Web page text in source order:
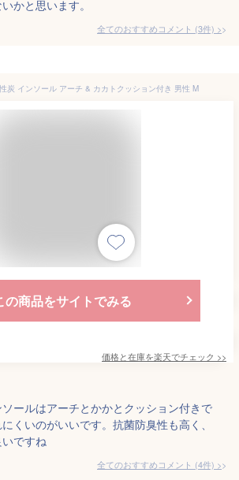
かと思います。
全てのおすすめコメント (3件) >
炭 インソール アーチ & カカトクッション付き 男性 M
の商品をサイトでみる
価格と在庫を楽天でチェック >>
ールはアーチとかかとクッション付きで
くいのがいいです。抗菌防臭性も高く、
ですね
全てのおすすめコメント (4件) >